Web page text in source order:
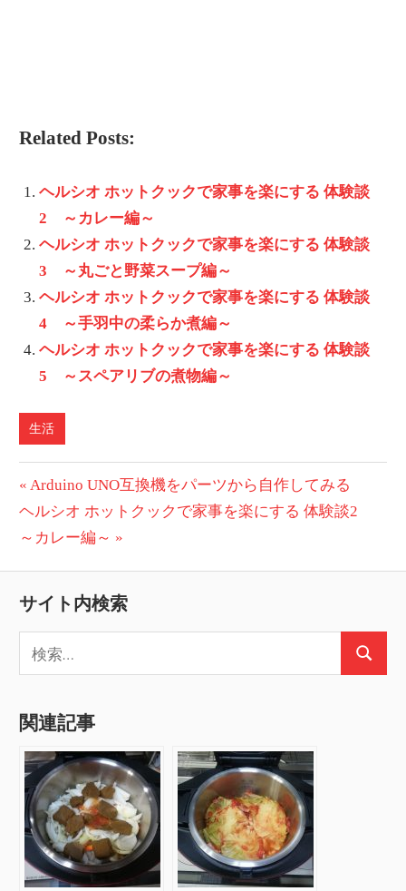
Related Posts:
ヘルシオ ホットクックで家事を楽にする 体験談
2 ～カレー編～
ヘルシオ ホットクックで家事を楽にする 体験談
3 ～丸ごと野菜スープ編～
ヘルシオ ホットクックで家事を楽にする 体験談
4 ～手羽中の柔らか煮編～
ヘルシオ ホットクックで家事を楽にする 体験談
5 ～スペアリブの煮物編～
生活
投
稿
ビ
ゲ
ー
ョ
ン
前
の
投
Arduino UNO互換機をパーツから自作してみる
次
の
ヘルシオ ホットクックで家事を楽にする 体験談2
～カレー編～
サイト内検索
索:
検
関連記事